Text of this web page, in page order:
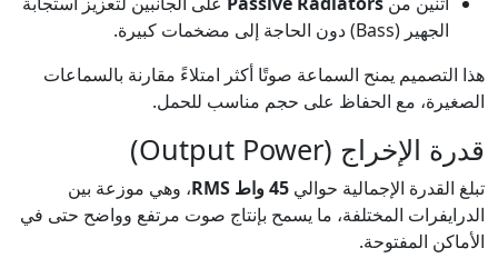
الجهير (Bass) دون الحاجة إلى مضخمات كبيرة.
هذا التصميم يمنح السماعة صوتًا أكثر امتلاءً مقارنة بالسماعات
الصغيرة، مع الحفاظ على حجم مناسب للحمل.
قدرة الإخراج (Output Power)
تبلغ القدرة الإجمالية حوالي 45 واط RMS
، وهي موزعة بين
الدرايفرات المختلفة، ما يسمح بإنتاج صوت مرتفع وواضح حتى في
الأماكن المفتوحة.